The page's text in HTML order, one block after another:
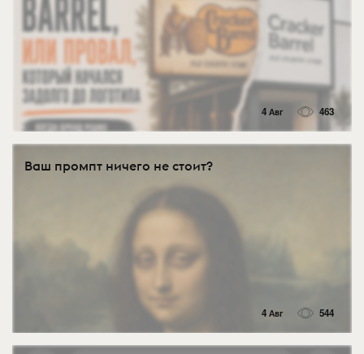
4 Авг 463
Ваш промпт ничего не стоит?
4 Авг 544